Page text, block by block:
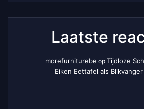
Laatste
morefurniturebe op Tijdloze
Eiken Eettafel als